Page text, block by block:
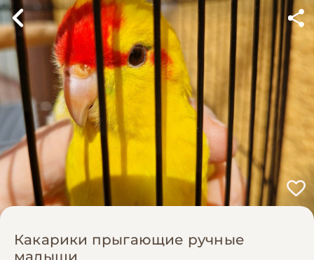
Какарики прыгающие ручные
малыши